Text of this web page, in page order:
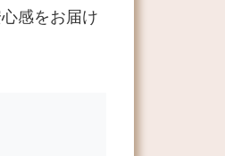
感をお届け